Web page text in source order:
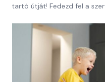
tartó útját! Fedezd fel a